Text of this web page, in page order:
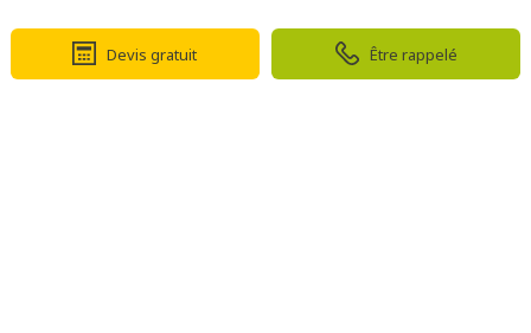
Devis gratuit Être rappelé